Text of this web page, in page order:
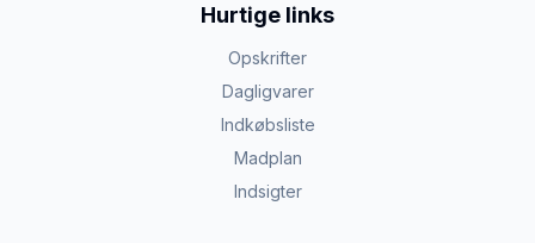
Hurtige links
Opskrifter
Dagligvarer
Indkøbsliste
Madplan
Indsigter